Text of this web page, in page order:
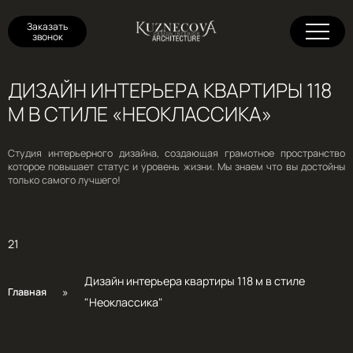
Заказать
звонок
ДИЗАЙН ИНТЕРЬЕРА КВАРТИРЫ 118
М В СТИЛЕ «НЕОКЛАССИКА»
21
Студия интерьерного дизайна, создающая грамотное пространство
которое повышает статус и уровень жизни. Мы знаем что вы достойны
только самого лучшего!
Главная »
Дизайн интерьера квартиры 118 м в стиле
"Неоклассика"